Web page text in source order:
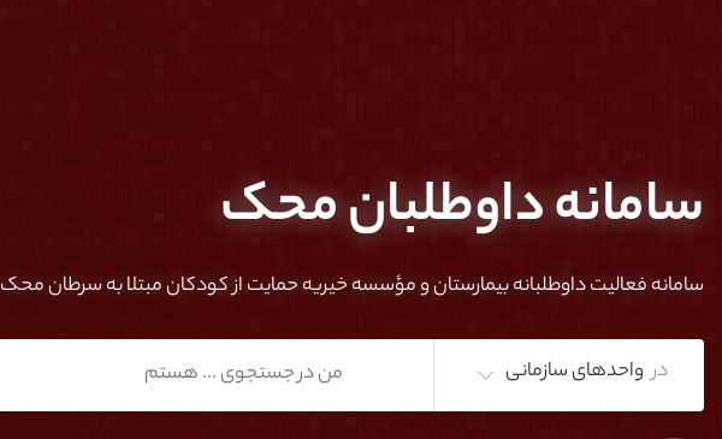
سامانه داوطلبان محک
سامانه فعالیت داوطلبانه بیمارستان و مؤسسه خیریه حمایت از کودکان مبتلا به سرطان محک
در واحدهای سازمانی